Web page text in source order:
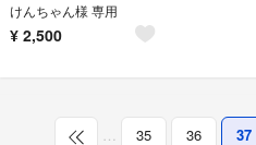
けんちゃん様 専用
¥ 2,500
… 35 36 37